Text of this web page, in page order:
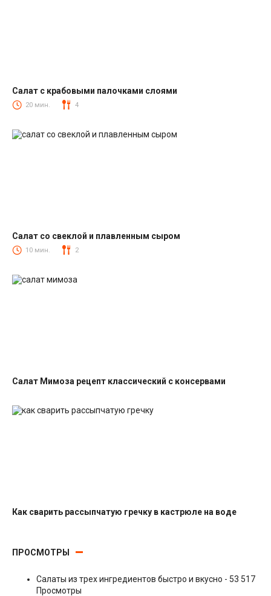
Салаты с крабовыми палочками
Салат с крабовыми палочками слоями
20 мин. 4
Салаты со свеклой
Салат со свеклой и плавленным сыром
10 мин. 2
Салат Мимоза рецепт классический с консервами
Как сварить рассыпчатую гречку в кастрюле на воде
ПРОСМОТРЫ
Салаты из трех ингредиентов быстро и вкусно - 53 517
Просмотры